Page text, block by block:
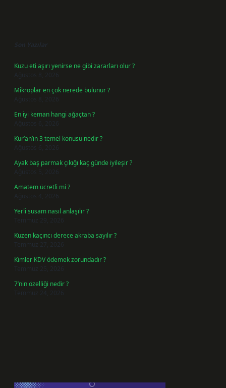
Son Yazılar
Kuzu eti aşırı yenirse ne gibi zararları olur ?
Ağustos 8, 2026
Mikroplar en çok nerede bulunur ?
Ağustos 8, 2026
En iyi keman hangi ağaçtan ?
Ağustos 6, 2026
Kur’an’ın 3 temel konusu nedir ?
Ağustos 6, 2026
Ayak baş parmak çıkığı kaç günde iyileşir ?
Ağustos 5, 2026
Amatem ücretli mi ?
Ağustos 4, 2026
Yerli susam nasıl anlaşılır ?
Temmuz 29, 2026
Kuzen kaçıncı derece akraba sayılır ?
Temmuz 27, 2026
Kimler KDV ödemek zorundadır ?
Temmuz 25, 2026
7’nin özelliği nedir ?
Temmuz 24, 2026